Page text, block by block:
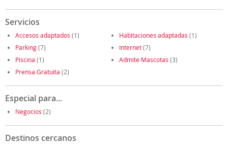
Servicios
Accesos adaptados (1) Habitaciones adaptadas (1)
Parking(7) Internet(7)
Piscina (1) Admite Mascotas (3)
Prensa Gratuita (2)
Especial para...
Negocios (2)
Destinos cercanos